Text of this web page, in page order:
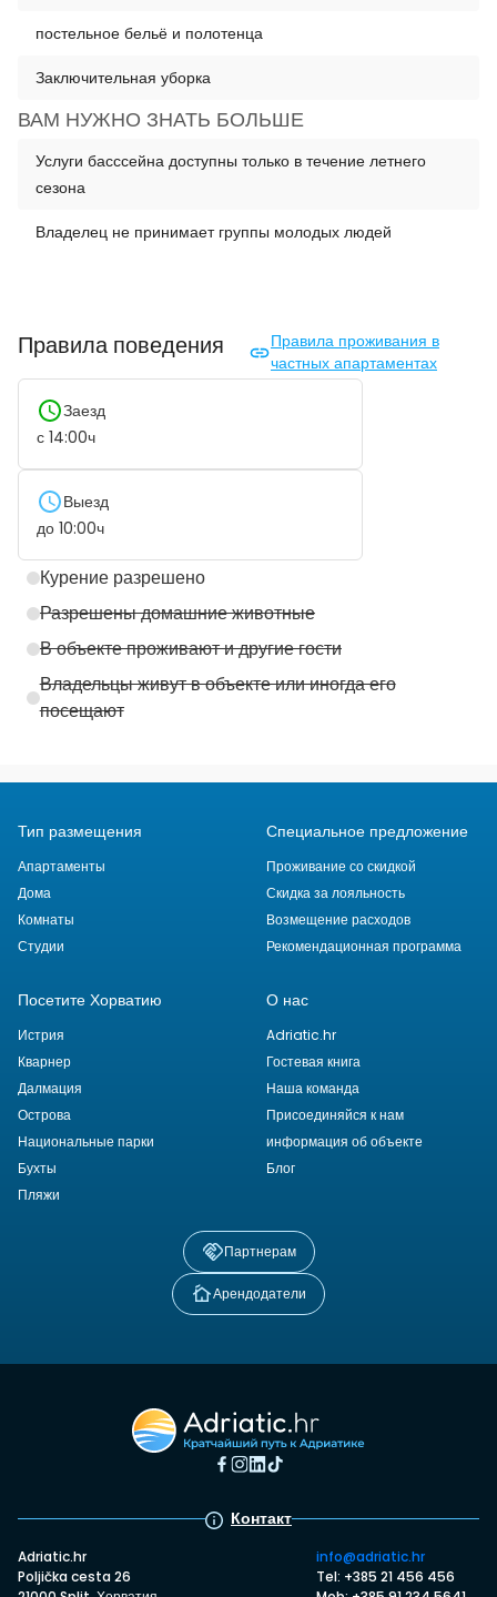
постельное бельё и полотенца
Заключительная уборка
ВАМ НУЖНО ЗНАТЬ БОЛЬШЕ
Услуги басссейна доступны только в течение летнего
сезона
Владелец не принимает группы молодых людей
Правила поведения
Правила проживания в
частных апартаментах
Заезд
с 14:00ч
Выезд
до 10:00ч
Курение разрешено
Разрешены домашние животные
В объекте проживают и другие гости
Владельцы живут в объекте или иногда его
посещают
Тип размещения
Апартаменты
Дома
Комнаты
Студии
Специальное предложение
Проживание со скидкой
Скидка за лояльность
Возмещение расходов
Рекомендационная программа
Посетите Хорватию
Истрия
Кварнер
Далмация
Острова
Национальные парки
Бухты
Пляжи
О нас
Adriatic.hr
Гостевая книга
Наша команда
Присоединяйся к нам
информация об объекте
Блог
Партнерам
Арендодатели
Контакт
Adriatic.hr
Poljička cesta 26
info@adriatic.hr
Tel: +385 21 456 456